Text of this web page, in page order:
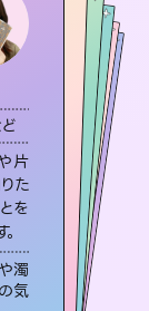
片
た
を
濁
気
」と
気持
のヒ
し
と
ど
告実績
施術経
より良
こち
らっ
）
など
。
して
りまし
縁 など
曖昧な関
友達以上
本音を丁
す。
りに行
ありが
ど
肢があり
いるあな
の未来を
す。
心など
対策が
）